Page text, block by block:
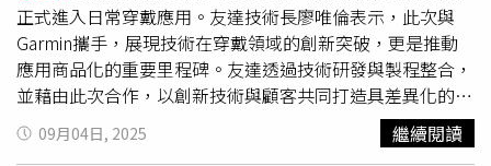
為可能。新款充電盒體積縮小並加入電容觸控，配對更直
覺。軟體更新方面，iOS 26、watchOS 26與macOS 26將同
步登場，蘋果強調新版將全面整合AI，強化裝置間的互動。
此外，AirTag 2、搭載M5晶片的iPad Pro、Vision Pro更新，
以及升級處理器與音效的Apple TV與HomePod mini，也被
視為後續重點。
正式進入日常穿戴應用。友達技術長廖唯倫表示，此次與
Garmin攜手，展現技術在穿戴領域的創新突破，更是推動
應用商品化的重要里程碑。友達透過技術研發與製程整合，
並藉由此次合作，以創新技術與顧客共同打造具差異化的市
場競爭力。Garmin健身與戶外事業群執行副總裁Joe
Schrick表示，此款1.4吋
具備高達326 PPI的畫素密
09月04日, 2025 繼續閱讀